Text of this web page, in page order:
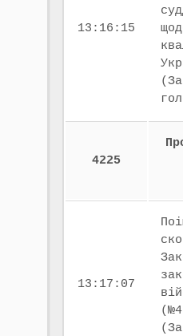
13:16:15
4225
13:17:07